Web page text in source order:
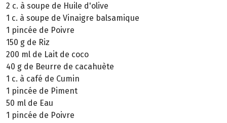
2 c. à soupe de Huile d'olive
1 c. à soupe de Vinaigre balsamique
1 pincée de Poivre
150 g de Riz
200 ml de Lait de coco
40 g de Beurre de cacahuète
1 c. à café de Cumin
1 pincée de Piment
50 ml de Eau
1 pincée de Poivre